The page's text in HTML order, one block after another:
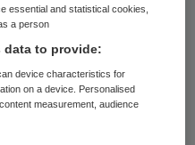
van de
zoals
kent en waardeert,
Huisartsen. De
dat de 9500
essential and statistical cookies,
a person
data to provide:
device characteristics for
on a device. Personalised
measurement, audience